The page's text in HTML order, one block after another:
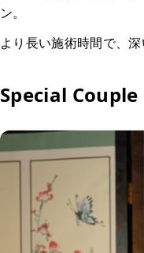
ン。
より長い施術時間で、
Special Couple